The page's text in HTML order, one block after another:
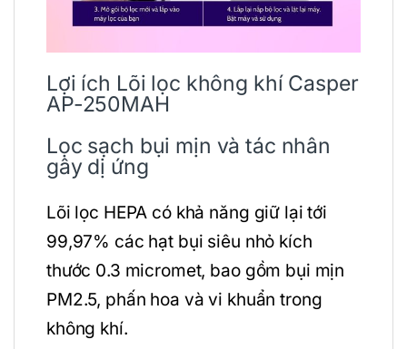
Lợi ích Lõi lọc không khí Casper
AP-250MAH
Lọc sạch bụi mịn và tác nhân
gây dị ứng
Lõi lọc HEPA có khả năng giữ lại tới
99,97% các hạt bụi siêu nhỏ kích
thước 0.3 micromet, bao gồm bụi mịn
PM2.5, phấn hoa và vi khuẩn trong
không khí.